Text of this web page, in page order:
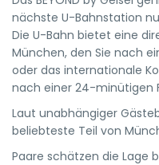
nächste U-Bahnstation
Die U-Bahn bietet eine
München, den Sie nach
oder das internationale
nach einer 24-minütigen
Laut unabhängiger
beliebteste Teil von
Paare schätzen die Lage